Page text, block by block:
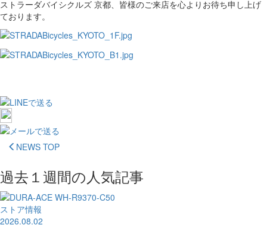
ストラーダバイシクルズ 京都、皆様のご来店を心よりお待ち申し上げ
ております。
NEWS TOP
過去１週間の人気記事
ストア情報
2026.08.02